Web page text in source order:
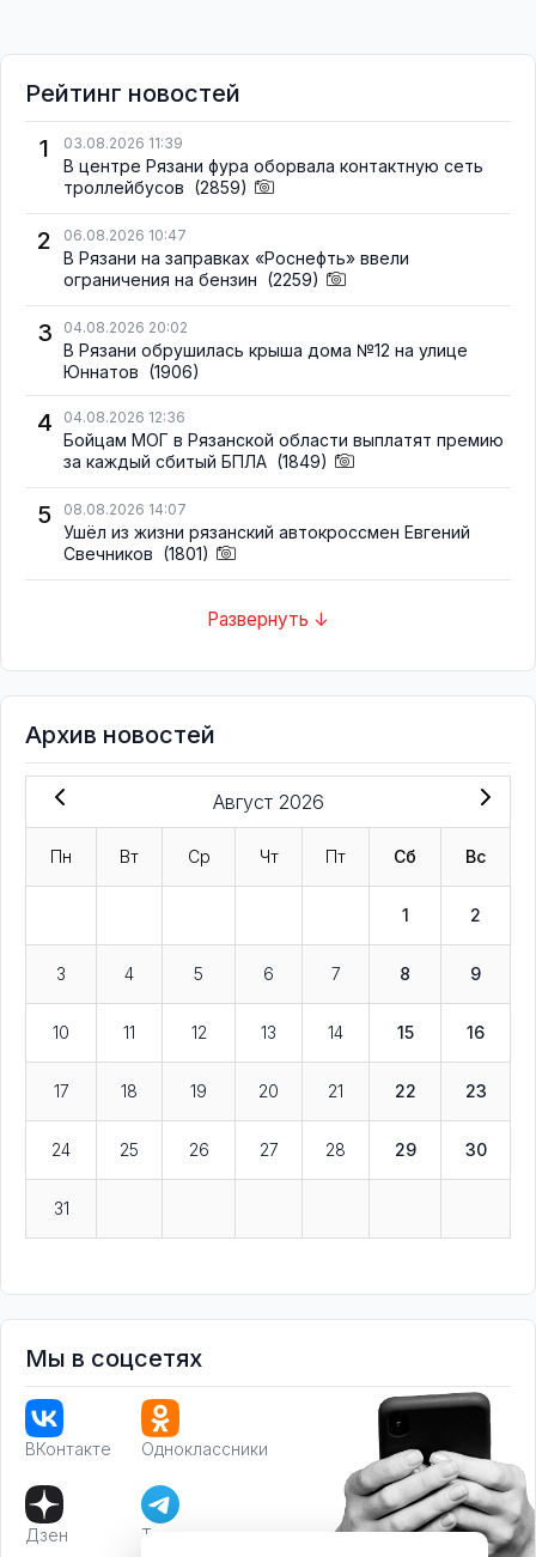
Рейтинг новостей
1
03.08.2026 11:39
В центре Рязани фура оборвала контактную сеть
троллейбусов (2859)
2 06.08.2026 10:47
В Рязани на заправках «Роснефть» ввели
ограничения на бензин (2259)
3 04.08.2026 20:02
В Рязани обрушилась крыша дома №12 на улице
Юннатов (1906)
4 04.08.2026 12:36
Бойцам МОГ в Рязанской области выплатят премию
за каждый сбитый БПЛА (1849)
5 08.08.2026 14:07
Ушёл из жизни рязанский автокроссмен Евгений
Свечников (1801)
Развернуть ↓
Архив новостей
Август 2026
Пн Вт Ср Чт Пт Сб Вс
1 2
3 4 5 6 7 8 9
10 11 12 13 14 15 16
17 18 19 20 21 22 23
24 25 26 27 28 29 30
31
Мы в соцсетях
ВКонтакте Одноклассники
Дзен Телеграм